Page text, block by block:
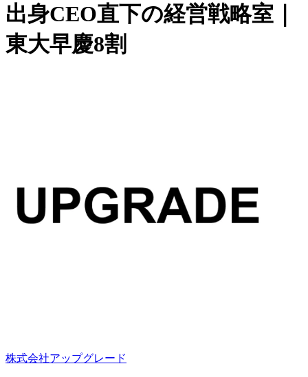
出身CEO直下の経営戦略室｜
東大早慶8割
株式会社アップグレード